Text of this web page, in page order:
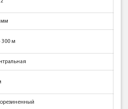
мм
300 м